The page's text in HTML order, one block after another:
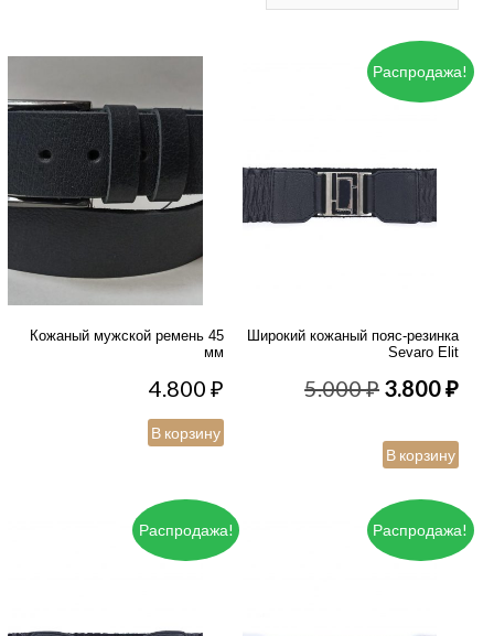
Кожаный мужской ремень 45
мм
4.800₽
В корзину
Распродажа!
Широкий кожаный пояс-резинка
Sevaro Elit
5.000₽
5.000 ₽.
3.800₽
В корзину
Распродажа! Распродажа!